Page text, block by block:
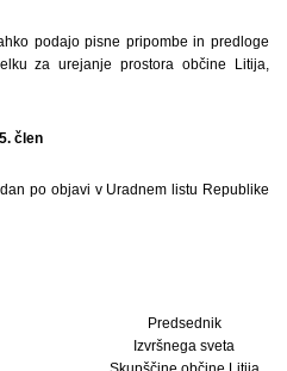
podajo pisne pripombe in predloge
za urejanje prostora občine Litija,
5. člen
po objavi v Uradnem listu Republike
Predsednik
Izvršnega sveta